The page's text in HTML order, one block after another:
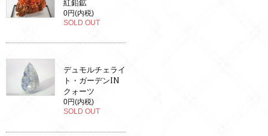
紅鉛鉱
0円(内税)
SOLD OUT
デュモルチェライ
ト・ガーデンIN
クォーツ
0円(内税)
SOLD OUT